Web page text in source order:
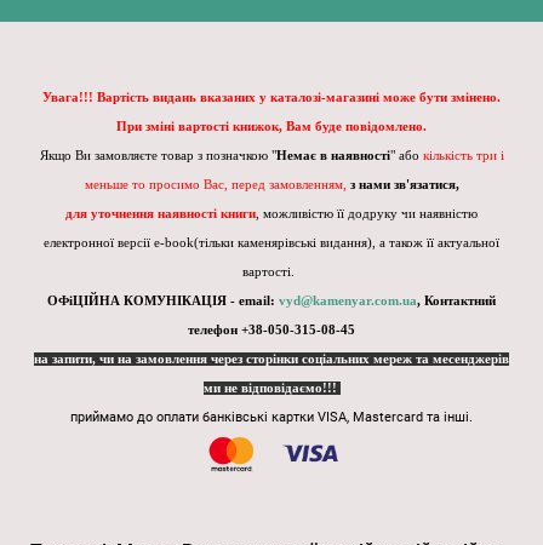
Увага!!! Вартість видань вказаних у каталозі-магазині може бути змінено.
При зміні вартості книжок, Вам буде повідомлено.
Якщо Ви замовляєте товар з позначкою "Немає в наявності" або кількість три і
меньше то просимо Вас, перед замовленням, з нами зв'язатися,
для уточнення наявності книги , можливістю її додруку чи наявністю
електронної версії e-book(тільки каменярівські видання), а також її актуальної
вартості.
ОФіЦІЙНА КОМУНІКАЦІЯ - email: vyd@kamenyar.com.ua, Контактний
телефон +38-050-315-08-45
на запити, чи на замовлення через сторінки соціальних мереж та месенджерів
ми не відповідаємо!!!
приймамо до оплати банківські картки VISA, Mastercard та інші.